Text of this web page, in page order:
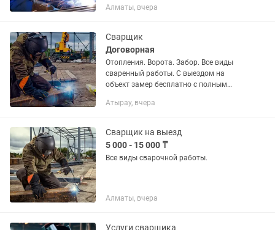
Алматы, вчера
Сварщик
Договорная
Отопления. Ворота. Забор. Все виды
сваренный работы. С выездом на
объект замер бесплатно с полным
быстро и качественно. Цена ниже
номер...
Атырау, вчера
Сварщик на выезд
5 000 - 15 000 ₸
Все виды сварочной работы.
Алматы, вчера
Услуги сварщика